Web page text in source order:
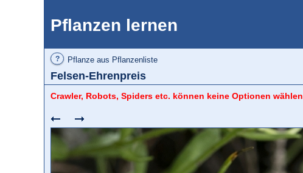
Pflanzen lernen
? Pflanze aus Pflanzenliste
Felsen-Ehrenpreis
Crawler, Robots, Spiders etc. können keine Optionen wählen